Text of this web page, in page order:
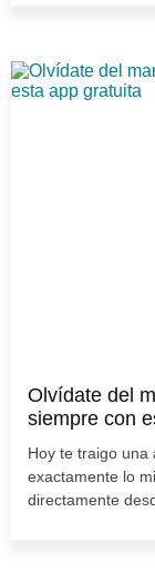
Olvídate del
siempre con
Hoy te traigo una
exactamente lo
directamente